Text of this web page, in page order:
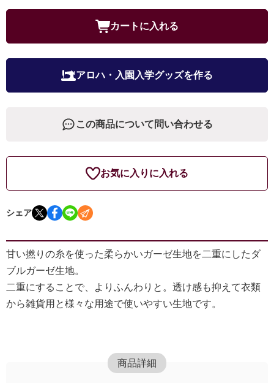
カートに入れる
アロハ・入園入学グッズを作る
この商品について問い合わせる
お気に入りに入れる
シェア
甘い撚りの糸を使った柔らかいガーゼ生地を二重にしたダ
ブルガーゼ生地。
二重にすることで、よりふんわりと。透け感も抑えて衣類
から雑貨用と様々な用途で使いやすい生地です。
商品詳細